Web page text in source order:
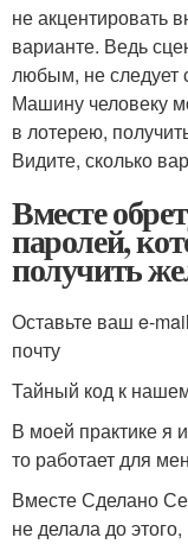
не акцентировать
варианте. Ведь
любым, не следует
Машину человеку
в лотерею,
Видите, сколько
Вместе
паролей,
получить
Оставьте ваш e-
почту
Тайный код к
В моей практике я
то работает для
Вместе Сделано
не делала до